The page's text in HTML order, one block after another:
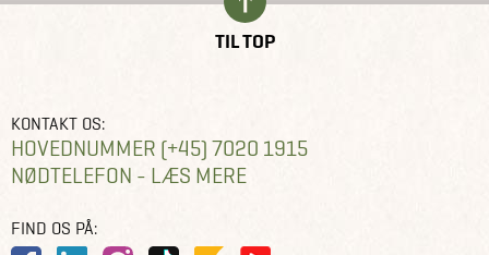
TIL TOP
KONTAKT OS:
HOVEDNUMMER (+45) 7020 1915
NØDTELEFON - LÆS MERE
FIND OS PÅ: